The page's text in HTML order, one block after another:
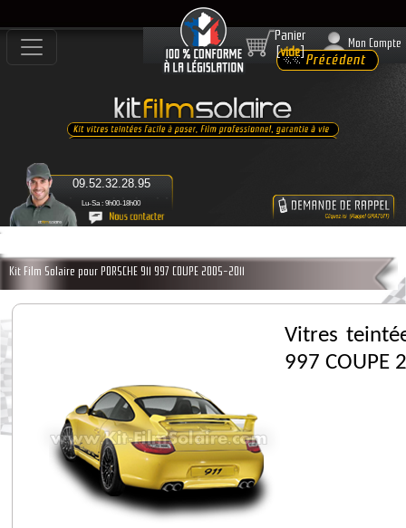
Lu-Sa : 9h00-18h00
09.52.32.28.95
Panier
[vide]
Mon Compte
Kit Film Solaire pour PORSCHE 911 997 COUPE 2005-2011
Vitres
997 COUPE